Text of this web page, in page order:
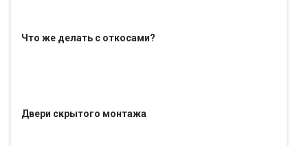
Что же делать с откосами?
Двери скрытого монтажа